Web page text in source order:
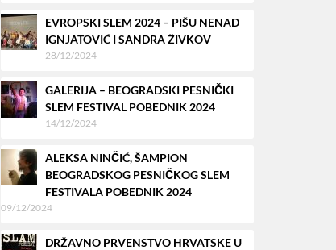
EVROPSKI SLEM 2024 – PIŠU NENAD
IGNJATOVIĆ I SANDRA ŽIVKOV
28/12/2024
GALERIJA – BEOGRADSKI PESNIČKI
SLEM FESTIVAL POBEDNIK 2024
14/12/2024
ALEKSA NINČIĆ, ŠAMPION
BEOGRADSKOG PESNIČKOG SLEM
FESTIVALA POBEDNIK 2024
09/12/2024
DRŽAVNO PRVENSTVO HRVATSKE U